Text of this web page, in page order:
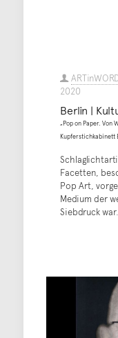
2020
Berlin |
„Pop on Paper. Von
Kupferstichkabinett
Facetten,
Pop Art,
Medium der
Siebdruck war.